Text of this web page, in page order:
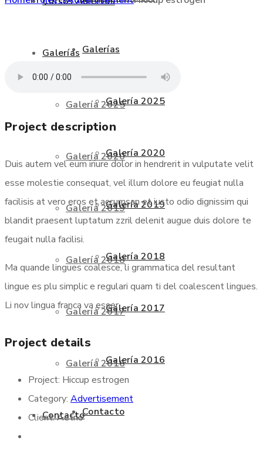
Galerías
Galería 2025
Galería 2020
Galería 2019
Galería 2018
Galería 2017
Galería 2016
Contacto
Galerías
Galería 2025
Galería 2020
Galería 2019
Galería 2018
Galería 2017
Galería 2016
Contacto
Project description
Duis autem vel eum iriure dolor in hendrerit in vulputate velit
esse molestie consequat, vel illum dolore eu feugiat nulla
facilisis at vero eros et accumsan et iusto odio dignissim qui
blandit praesent luptatum zzril delenit augue duis dolore te
feugait nulla facilisi.
Ma quande lingues coalesce, li grammatica del resultant
lingue es plu simplic e regulari quam ti del coalescent lingues.
Li nov lingua franca va esser.
Project details
Project: Hiccup estrogen
Category: Advertisement
Client:Aetrio